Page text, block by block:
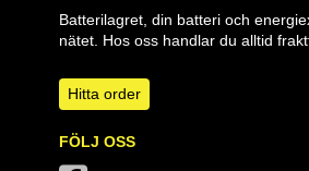
Batterilagret, din batteri och
nätet. Hos oss handlar du alltid
Hitta order
FÖLJ OSS